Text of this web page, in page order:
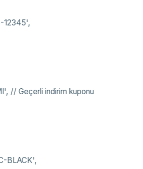
12345',
// Geçerli indirim kuponu
BLACK',